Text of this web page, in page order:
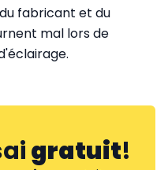
fabricant et du
mal lors de
gratuit!